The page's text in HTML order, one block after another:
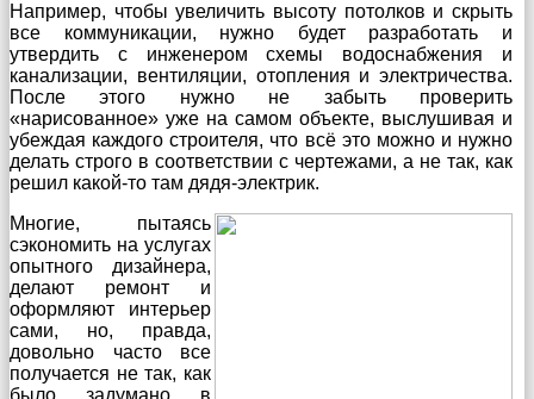
Например, чтобы увеличить высоту потолков и скрыть
все коммуникации, нужно будет разработать и
утвердить с инженером схемы водоснабжения и
канализации, вентиляции, отопления и электричества.
После этого нужно не забыть проверить
«нарисованное» уже на самом объекте, выслушивая и
убеждая каждого строителя, что всё это можно и нужно
делать строго в соответствии с чертежами, а не так, как
решил какой-то там дядя-электрик.
Многие, пытаясь
сэкономить на услугах
опытного дизайнера,
делают ремонт и
оформляют интерьер
сами, но, правда,
довольно часто все
получается не так, как
было задумано в